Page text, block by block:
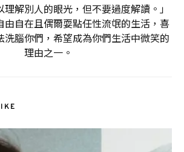
理解別人的眼光，但不要過度解讀。」
由自在且偶爾耍點任性流氓的生活，喜
洗腦你們，希望成為你們生活中微笑的
理由之一。